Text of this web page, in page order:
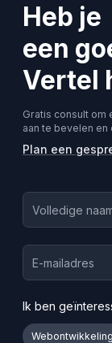
Heb je
een
Vertel
Gratis consult om
aan te bevelen en
Plan een
Ik ben
Webontwikkeling